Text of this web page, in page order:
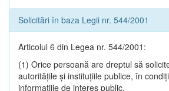
Solicitări în baza Legii nr. 544/2001
Articolul 6 din Legea nr. 544/2001:
(1) Orice persoană are dreptul să
autorităţile şi instituţiile publice, în
informaţiile de interes public.